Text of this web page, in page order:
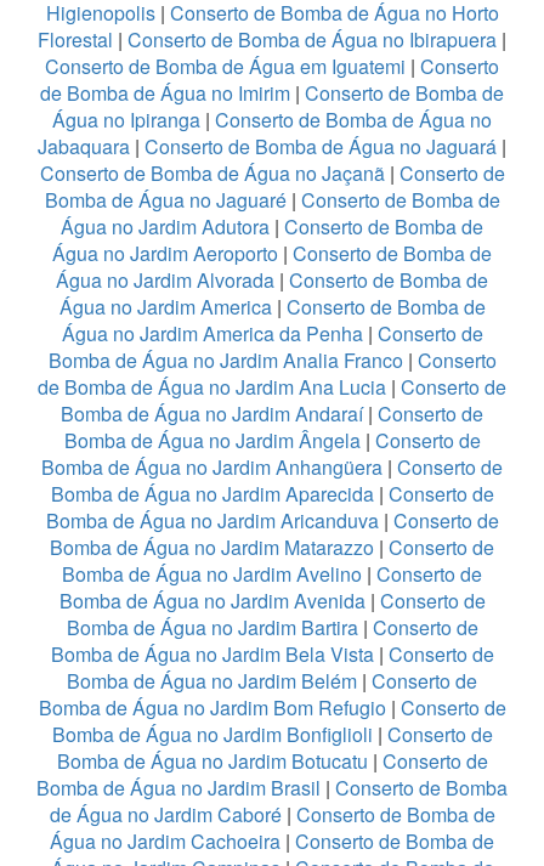
Higienopolis| Conserto de Bomba de Água no Horto
Florestal | Conserto de Bomba de Água no Ibirapuera |
Conserto de Bomba de Água em Iguatemi | Conserto
de Bomba de Água no Imirim | Conserto de Bomba de
Água no Ipiranga | Conserto de Bomba de Água no
Jabaquara | Conserto de Bomba de Água no Jaguará |
Conserto de Bomba de Água no Jaçanã| Conserto de
Bomba de Água no Jaguaré| Conserto de Bomba de
Água no Jardim Adutora | Conserto de Bomba de
Água no Jardim Aeroporto | Conserto de Bomba de
Água no Jardim Alvorada | Conserto de Bomba de
Água no Jardim America| Conserto de Bomba de
Água no Jardim America da Penha| Conserto de
Bomba de Água no Jardim Analia Franco| Conserto
de Bomba de Água no Jardim Ana Lucia | Conserto de
Bomba de Água no Jardim Andaraí| Conserto de
Bomba de Água no Jardim Ângela| Conserto de
Bomba de Água no Jardim Anhangüera | Conserto de
Bomba de Água no Jardim Aparecida| Conserto de
Bomba de Água no Jardim Aricanduva| Conserto de
Bomba de Água no Jardim Matarazzo | Conserto de
Bomba de Água no Jardim Avelino | Conserto de
Bomba de Água no Jardim Avenida| Conserto de
Bomba de Água no Jardim Bartira| Conserto de
Bomba de Água no Jardim Bela Vista| Conserto de
Bomba de Água no Jardim Belém | Conserto de
Bomba de Água no Jardim Bom Refugio| Conserto de
Bomba de Água no Jardim Bonfiglioli | Conserto de
Bomba de Água no Jardim Botucatu | Conserto de
Bomba de Água no Jardim Brasil | Conserto de Bomba
de Água no Jardim Caboré| Conserto de Bomba de
Água no Jardim Cachoeira | Conserto de Bomba de